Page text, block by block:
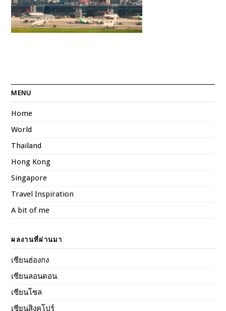
MENU
Home
World
Thailand
Hong Kong
Singapore
Travel Inspiration
A bit of me
ผลงานที่ผ่านมา
เซียนฮ่องกง
เซียนลอนดอน
เซียนโซล
เซียนสิงคโปร์